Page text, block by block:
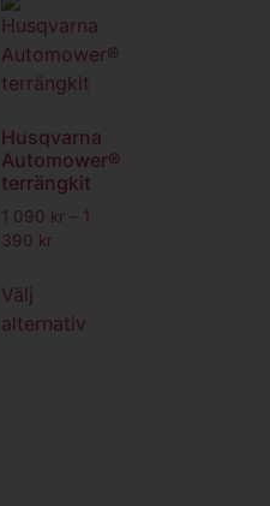
Husqvarna
Automower®
terrängkit
1 090 kr – 1
390 kr
Välj
alternativ